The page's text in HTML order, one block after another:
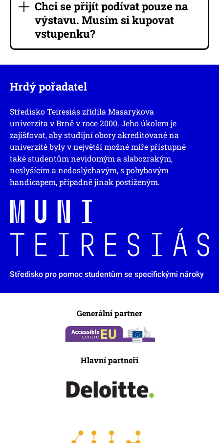
Chci se přijít podívat pouze na
výstavu. Musím si kupovat
vstupenku?
Hrdý pořadatel
Středisko Teiresiás zřídila Masarykova
univerzita v Brně v roce 2000. Jeho úkolem je
zajišťovat, aby studijní obory akreditované na
univerzitě byly v největší možné míře přístupné
také studentům nevidomým a slabozrakým,
neslyšícím a nedoslýchavým, s pohybovým
handicapem, případně jinak postiženým.
Středisko pro pomoc studentům se specifickými nároky
Generální partner
Hlavní partneři